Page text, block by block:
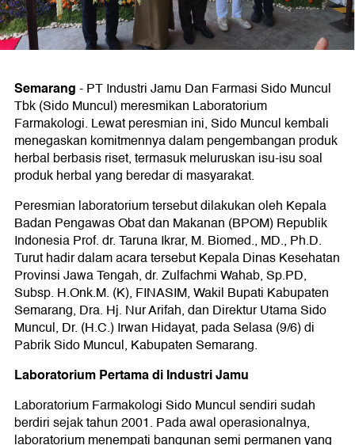
Semarang-PT Industri Jamu Dan Farmasi Sido Muncul
Tbk (Sido Muncul) meresmikan Laboratorium
Farmakologi. Lewat peresmian ini, Sido Muncul kembali
menegaskan komitmennya dalam pengembangan produk
herbal berbasis riset, termasuk meluruskan isu-isu soal
produk herbal yang beredar di masyarakat.
Peresmian laboratorium tersebut dilakukan oleh Kepala
Badan Pengawas Obat dan Makanan (BPOM) Republik
Indonesia Prof. dr. Taruna Ikrar, M. Biomed., MD., Ph.D.
Turut hadir dalam acara tersebut Kepala Dinas Kesehatan
Provinsi Jawa Tengah, dr. Zulfachmi Wahab, Sp.PD,
Subsp. H.Onk.M. (K), FINASIM, Wakil Bupati Kabupaten
Semarang, Dra. Hj. Nur Arifah, dan Direktur Utama Sido
Muncul, Dr. (H.C.) Irwan Hidayat, pada Selasa (9/6) di
Pabrik Sido Muncul, Kabupaten Semarang.
Laboratorium Pertama di Industri Jamu
Laboratorium Farmakologi Sido Muncul sendiri sudah
berdiri sejak tahun 2001. Pada awal operasionalnya,
laboratorium menempati bangunan semi permanen yang